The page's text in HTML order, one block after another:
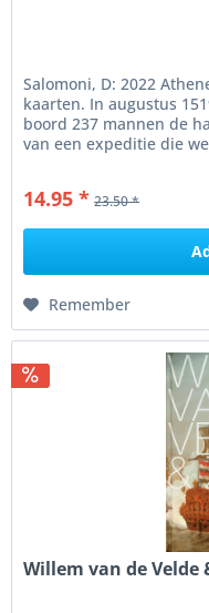
Salomoni, D: 2022
kaarten. In augustus
boord 237 mannen de
van een expeditie die
14.95 * 23.50 *
Remember
Willem van de Velde